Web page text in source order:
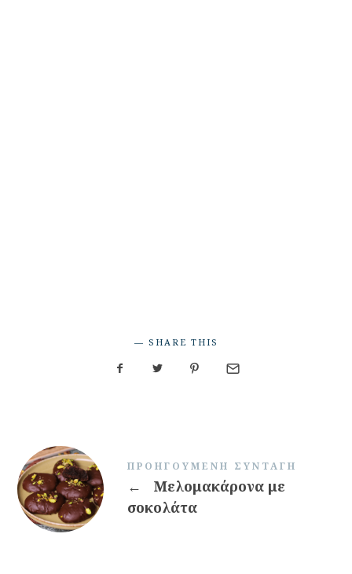
SHARE THIS
ΠΡΟΗΓΟΎΜΕΝΗ ΣΥΝΤΑΓΉ
←
Μελομακάρονα με
σοκολάτα